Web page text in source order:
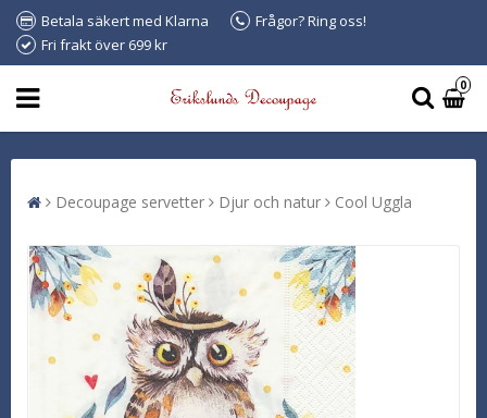
Betala säkert med Klarna
Frågor? Ring oss!
Fri frakt över 699 kr
0
Decoupage servetter Djur och natur Cool Uggla